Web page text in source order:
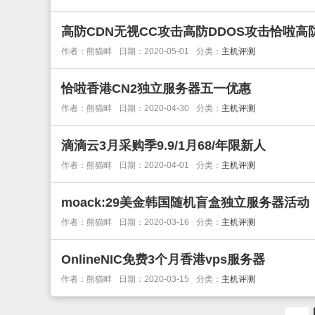
高防CDN无视CC攻击高防DDOS攻击恰啦高
作者：熊猫畔 日期：2020-05-01 分类： 主机评测
恰啦香港CN2独立服务器五一优惠
作者：熊猫畔 日期：2020-04-30 分类： 主机评测
滴滴云3月采购季9.9/1月68/年限新人
作者：熊猫畔 日期：2020-04-01 分类： 主机评测
moack:29美金韩国随机盲盒独立服务器活动
作者：熊猫畔 日期：2020-03-16 分类： 主机评测
OnlineNIC免费3个月香港vps服务器
作者：熊猫畔 日期：2020-03-15 分类： 主机评测